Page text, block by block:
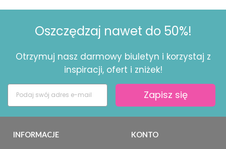
Oszczędzaj nawet do 50%!
Otrzymuj nasz darmowy biuletyn i korzystaj z
inspiracji, ofert i zniżek!
Zapisz się
INFORMACJE KONTO